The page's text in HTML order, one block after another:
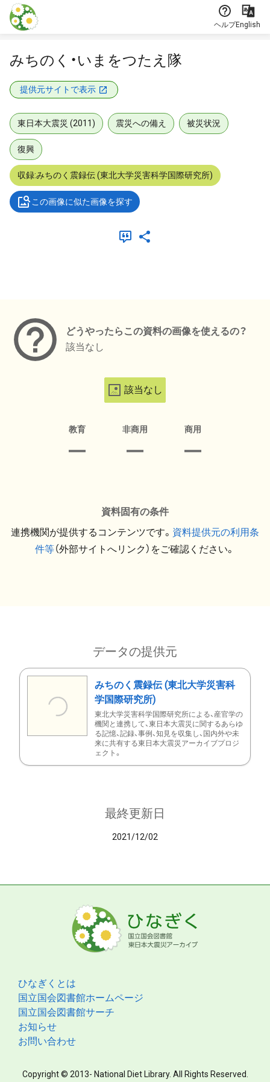
本文に飛ぶ
ヘルプEnglish
みちのく・いまをつたえ隊
提供元サイトで表示
東日本大震災 (2011) 震災への備え 被災状況
復興
収録:みちのく震録伝 (東北大学災害科学国際研究所)
この画像に似た画像を探す
どうやったらこの資料の画像を使えるの？
該当なし
該当なし
教育 非商用 商用
資料固有の条件
連携機関が提供するコンテンツです。 資料提供元の利用条
件等（外部サイトへリンク）をご確認ください。
データの提供元
みちのく震録伝 (東北大学災害科
学国際研究所)
東北大学災害科学国際研究所による、産官学の
機関と連携して、東日本大震災に関するあらゆ
る記憶、記録、事例、知見を収集し、国内外や未
来に共有する東日本大震災アーカイブプロジ
ェクト。
最終更新日
2021/12/02
ひなぎくとは
国立国会図書館ホームページ
国立国会図書館サーチ
お知らせ
お問い合わせ
Copyright © 2013- National Diet Library. All Rights Reserved.